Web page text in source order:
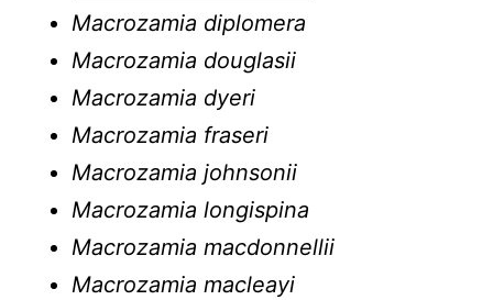
Macrozamia diplomera
Macrozamia douglasii
Macrozamia dyeri
Macrozamia fraseri
Macrozamia johnsonii
Macrozamia longispina
Macrozamia macdonnellii
Macrozamia macleayi